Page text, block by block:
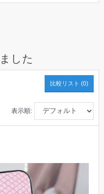
した
比較リスト (0)
表示順: